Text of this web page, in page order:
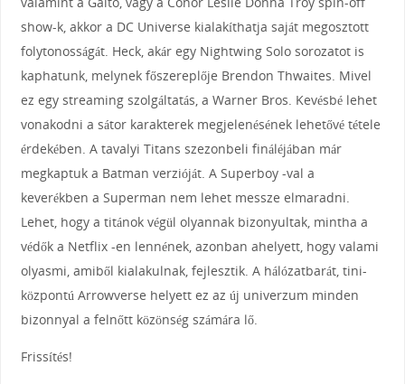
show-k, akkor a DC Universe kialakíthatja saját megosztott
folytonosságát. Heck, akár egy Nightwing Solo sorozatot is
kaphatunk, melynek főszereplője Brendon Thwaites. Mivel
ez egy streaming szolgáltatás, a Warner Bros. Kevésbé lehet
vonakodni a sátor karakterek megjelenésének lehetővé tétele
érdekében. A tavalyi Titans szezonbeli fináléjában már
megkaptuk a Batman verzióját. A Superboy -val a
keverékben a Superman nem lehet messze elmaradni.
Lehet, hogy a titánok végül olyannak bizonyultak, mintha a
védők a Netflix -en lennének, azonban ahelyett, hogy valami
olyasmi, amiből kialakulnak, fejlesztik. A hálózatbarát, tini-
központú Arrowverse helyett ez az új univerzum minden
bizonnyal a felnőtt közönség számára lő.
Frissítés!